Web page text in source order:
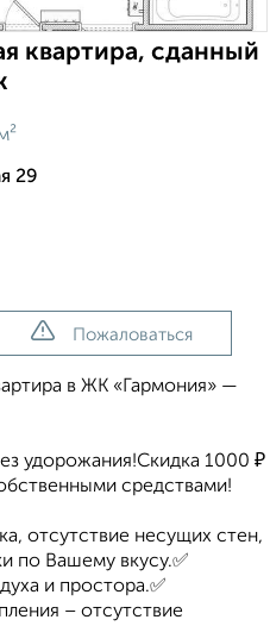
квартира, сданный
29
Пожаловаться
в ЖК «Гармония» —
удорожания!Скидка 1000 ₽
средствами!
отсутствие несущих стен,
по Вашему вкусу.✅
и простора.✅
– отсутствие